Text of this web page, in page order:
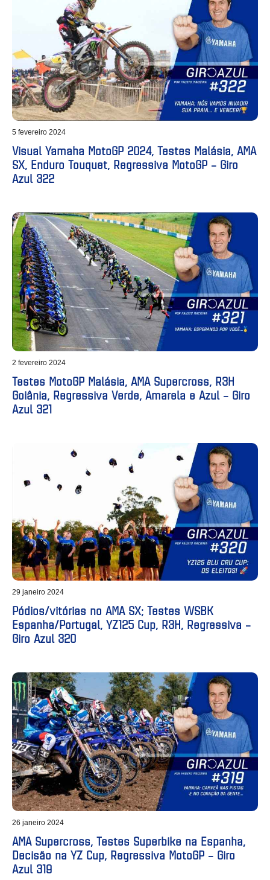
5 fevereiro 2024
Visual Yamaha MotoGP 2024, Testes Malásia, AMA
SX, Enduro Touquet, Regressiva MotoGP – Giro
Azul 322
2 fevereiro 2024
Testes MotoGP Malásia, AMA Supercross, R3H
Goiânia, Regressiva Verde, Amarela e Azul – Giro
Azul 321
29 janeiro 2024
Pódios/vitórias no AMA SX; Testes WSBK
Espanha/Portugal, YZ125 Cup, R3H, Regressiva –
Giro Azul 320
26 janeiro 2024
AMA Supercross, Testes Superbike na Espanha,
Decisão na YZ Cup, Regressiva MotoGP – Giro
Azul 319